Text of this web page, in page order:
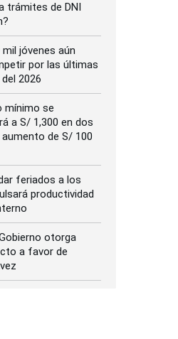
trámites de DNI
mil jóvenes aún
por las últimas
2026
mínimo se
a S/ 1,300 en dos
de S/ 100
feriados a los
productividad
otorga
a favor de